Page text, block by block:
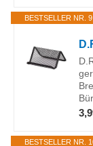
BESTSELLER NR. 9
BESTSELLER NR.